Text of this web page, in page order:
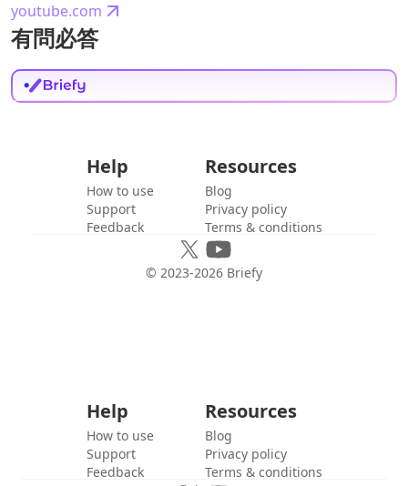
youtube.com
有問必答
Help
How to use
Support
Feedback
Resources
Blog
Privacy policy
Terms & conditions
© 2023-2026 Briefy
Help
How to use
Support
Feedback
Resources
Blog
Privacy policy
Terms & conditions